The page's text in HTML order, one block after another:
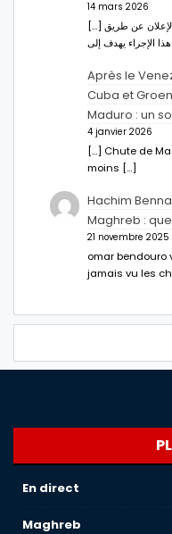
14 mars 2026
[…] الإعلان عن طريق Ahmed Abdel-Latifسفير مصر بالرباط.
Après le
Cuba et
Maduro : un
4 janvier 2026
[…] Chute de
moins […]
Hachim
Maghreb :
21 novembre 2025
omar bendouro
jamais vu les
En direct
Maghreb